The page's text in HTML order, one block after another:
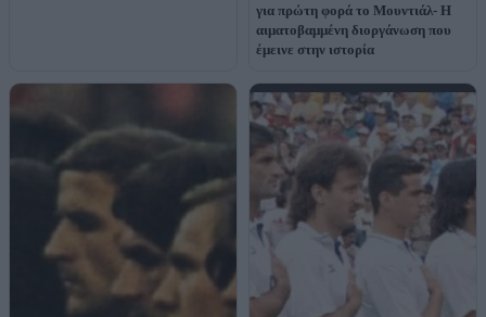
για πρώτη φορά το Μουντιάλ- Η
αιματοβαμμένη διοργάνωση που
έμεινε στην ιστορία